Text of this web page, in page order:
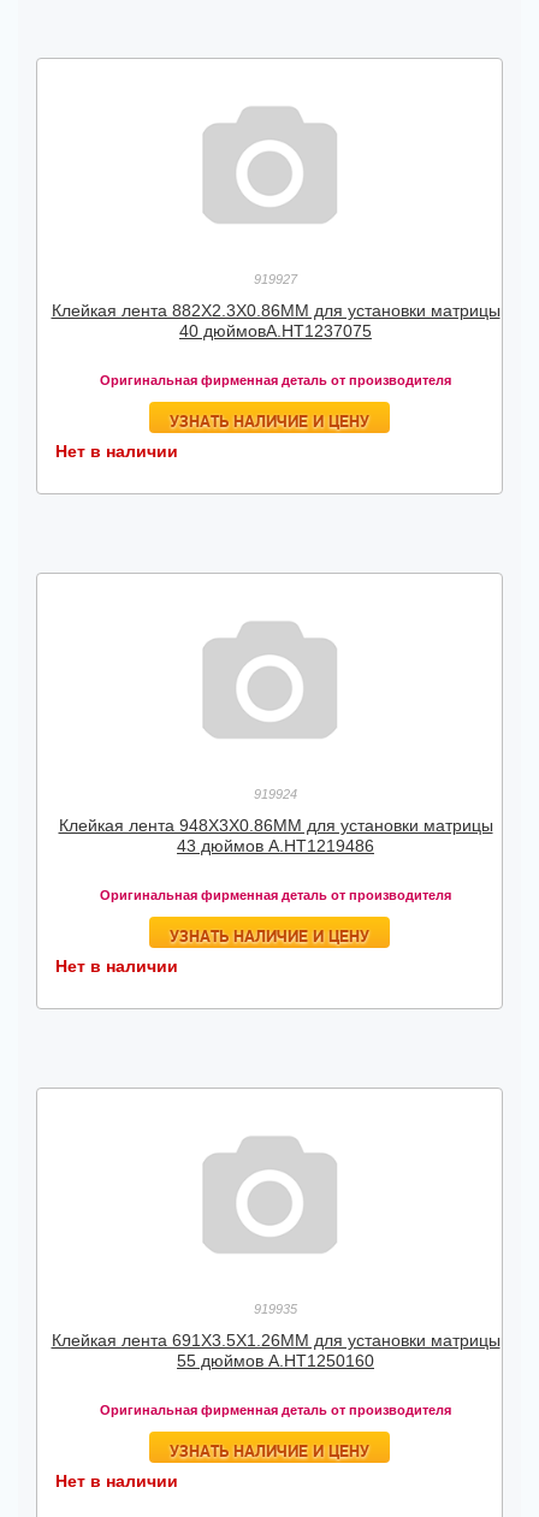
919927
Клейкая лента 882X2.3X0.86MM для установки матрицы
40 дюймовА.HT1237075
Оригинальная фирменная деталь от производителя
УЗНАТЬ НАЛИЧИЕ И ЦЕНУ
Нет в наличии
919924
Клейкая лента 948X3X0.86MM для установки матрицы
43 дюймов А.HT1219486
Оригинальная фирменная деталь от производителя
УЗНАТЬ НАЛИЧИЕ И ЦЕНУ
Нет в наличии
919935
Клейкая лента 691X3.5X1.26MM для установки матрицы
55 дюймов А.HT1250160
Оригинальная фирменная деталь от производителя
УЗНАТЬ НАЛИЧИЕ И ЦЕНУ
Нет в наличии